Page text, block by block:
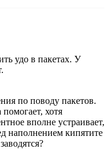
удо в пакетах. У
по поводу пакетов.
хотя
вполне устраивает,
наполнением кипятите